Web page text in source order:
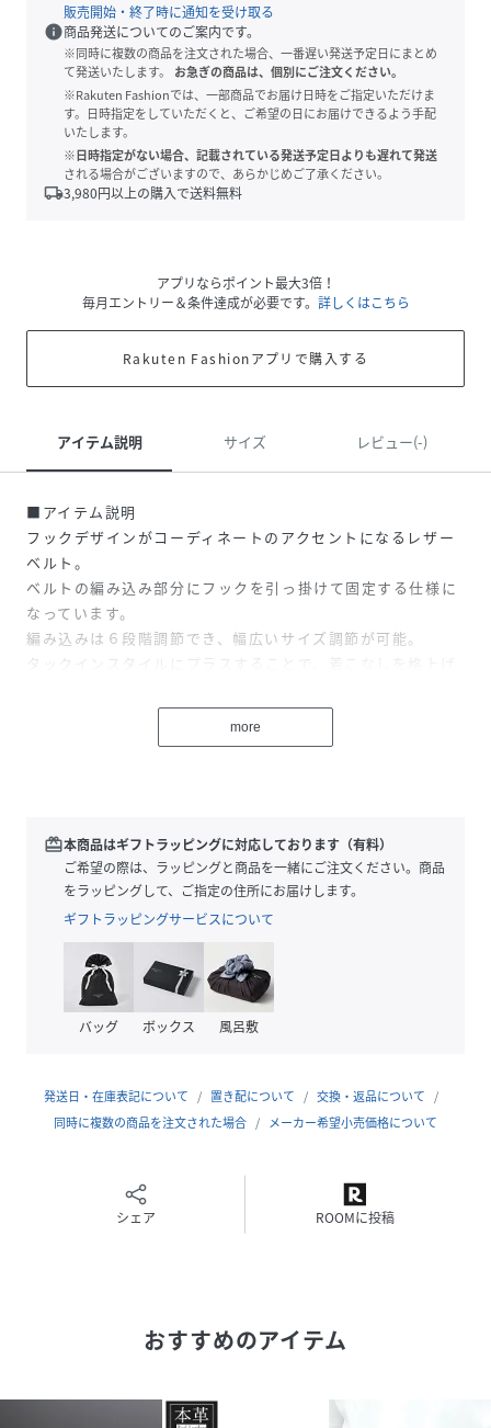
販売開始・終了時に通知を受け取る
info商品発送についてのご案内です。
※同時に複数の商品を注文された場合、一番遅い発送予定日にまとめ
て発送いたします。
お急ぎの商品は、個別にご注文ください。
※Rakuten Fashionでは、一部商品でお届け日時をご指定いただけま
す。日時指定をしていただくと、ご希望の日にお届けできるよう手配
いたします。
※日時指定がない場合、記載されている発送予定日よりも遅れて発送
される場合がございますので、あらかじめご了承ください。
local_shipping3,980円以上の購入で送料無料
アプリならポイント最大3倍！
毎月エントリー＆条件達成が必要です。 詳しくはこちら
Rakuten Fashionアプリで購入する
アイテム説明 サイズ レビュー(-)
■アイテム説明
フックデザインがコーディネートのアクセントになるレザー
ベルト。
ベルトの編み込み部分にフックを引っ掛けて固定する仕様に
なっています。
編み込みは６段階調節でき、幅広いサイズ調節が可能。
タックインスタイルにプラスすることで、着こなしを格上げ
素材には、ほど良い厚みの牛床革を使用しています。
カジュアルなデニムパンツから、スラックスなどキレイめな
ボトムまで幅広いコーディネートに対応する万能な1本。
シンプルなデザインで、様々なスタイルにお使いいただけま
※商品画像は、光の当たり具合やパソコンなどの閲覧環境に
より、実際の色味と異なって見える場合がございます。予め
【お買い物をお楽しみいただく為に】
知も受けることができます。
ユニセックス
素材 牛革(床革)
more
redeem本商品はギフトラッピングに対応しております（有料）
ご希望の際は、ラッピングと商品を一緒にご注文ください。商品
をラッピングして、ご指定の住所にお届けします。
ギフトラッピングサービスについて
バッグ ボックス 風呂敷
発送日・在庫表記について 置き配について
交換・返品について
同時に複数の商品を注文された場合
メーカー希望小売価格について
シェア ROOMに投稿
おすすめのアイテム